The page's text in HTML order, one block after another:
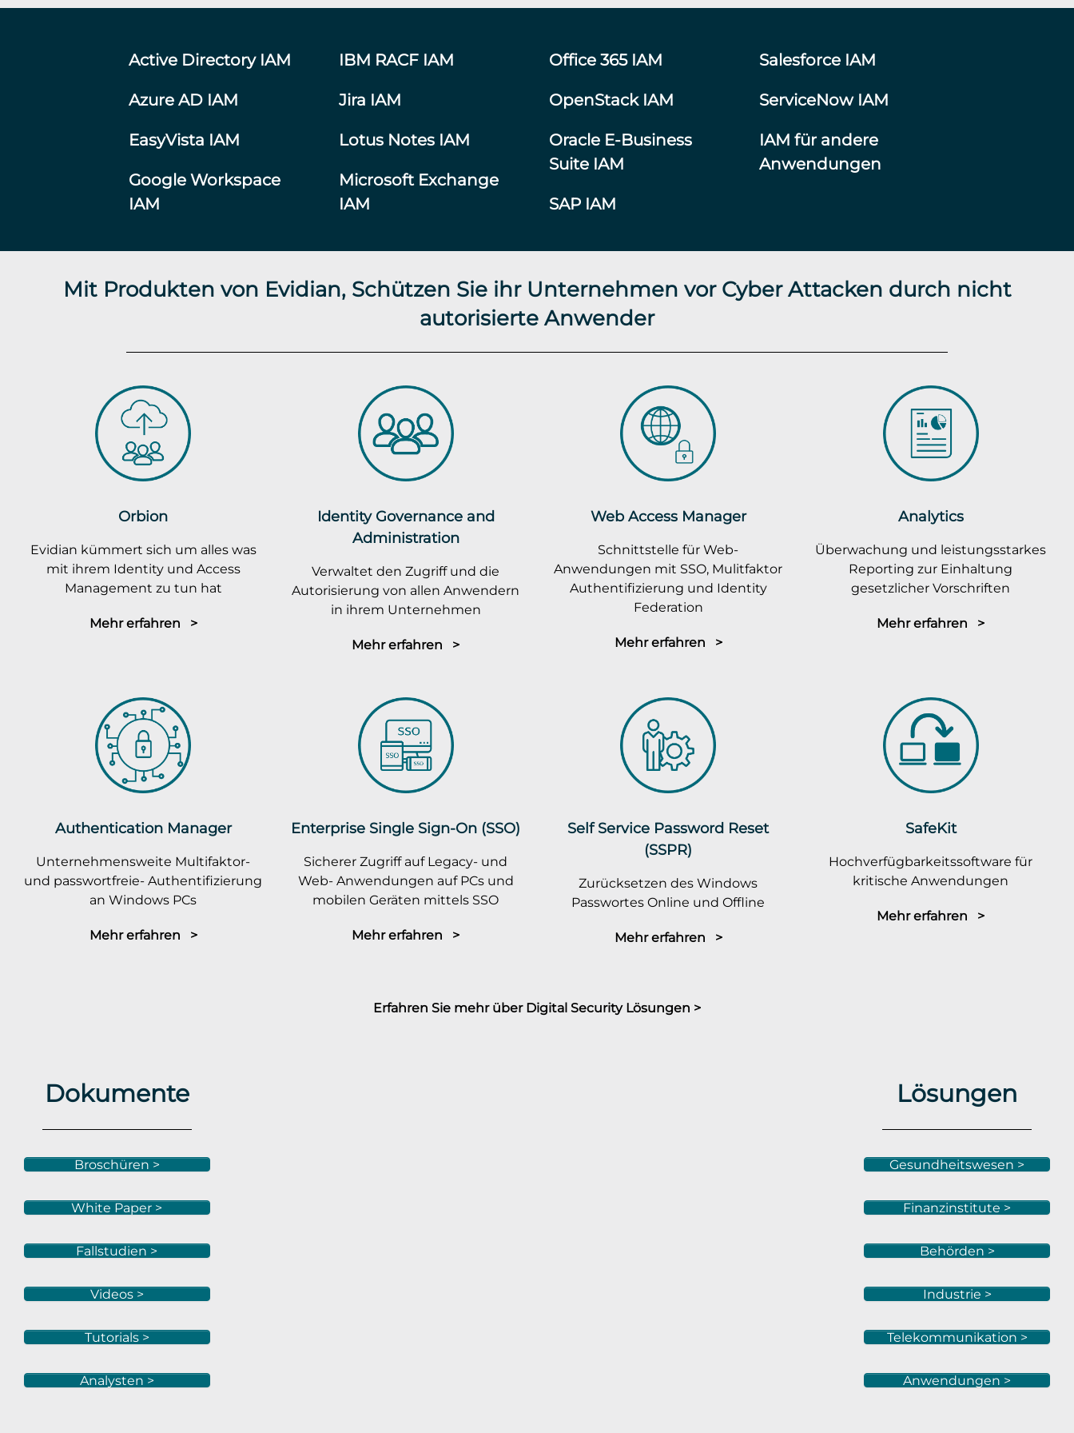
Active Directory IAM
Azure AD IAM
EasyVista IAM
Google Workspace
IAM
IBM RACF IAM
Jira IAM
Lotus Notes IAM
Microsoft Exchange
IAM
Office 365 IAM
OpenStack IAM
Oracle E-Business
Suite IAM
SAP IAM
Salesforce IAM
ServiceNow IAM
IAM für andere
Anwendungen
Mit Produkten von Evidian, Schützen Sie ihr Unternehmen vor Cyber Attacken durch nicht
autorisierte Anwender
Orbion
Evidian kümmert sich um alles was
mit ihrem Identity und Access
Management zu tun hat
Mehr erfahren >
Identity Governance and
Administration
Verwaltet den Zugriff und die
Autorisierung von allen Anwendern
in ihrem Unternehmen
Mehr erfahren >
Web Access Manager
Schnittstelle für Web-
Anwendungen mit SSO, Mulitfaktor
Authentifizierung und Identity
Federation
Mehr erfahren >
Analytics
Überwachung und leistungsstarkes
Reporting zur Einhaltung
gesetzlicher Vorschriften
Mehr erfahren >
Authentication Manager
Unternehmensweite Multifaktor-
und passwortfreie- Authentifizierung
an Windows PCs
Mehr erfahren >
Enterprise Single Sign-On (SSO)
Sicherer Zugriff auf Legacy- und
Web- Anwendungen auf PCs und
mobilen Geräten mittels SSO
Mehr erfahren >
Self Service Password Reset
(SSPR)
Zurücksetzen des Windows
Passwortes Online und Offline
Mehr erfahren >
SafeKit
Hochverfügbarkeitssoftware für
kritische Anwendungen
Mehr erfahren >
Erfahren Sie mehr über Digital Security Lösungen >
Dokumente
Broschüren >
White Paper >
Fallstudien >
Videos >
Tutorials >
Analysten >
Lösungen
Gesundheitswesen >
Finanzinstitute >
Behörden >
Industrie >
Telekommunikation >
Anwendungen >